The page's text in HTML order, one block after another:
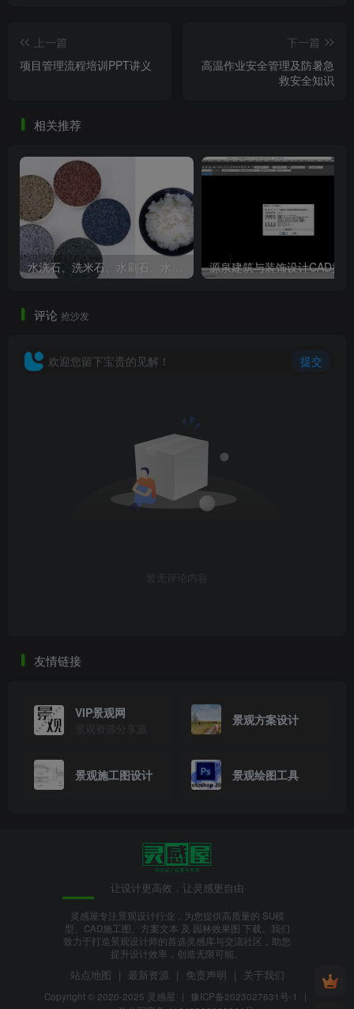
景观成本统计表.png
原材料库存表.png
上一篇
项目管理流程培训PPT讲义
下一篇
高温作业安全管理及防暑急
救安全知识
相关推荐
评论 抢沙发
欢迎您留下宝贵的见解！ 提交
暂无评论内容
友情链接
VIP景观网
景观资源分享源
景观方案设计
景观施工图设计 景观绘图工具
让设计更高效，让灵感更自由
灵感屋专注景观设计行业，为您提供高质量的 SU模
型、CAD施工图、方案文本 及 园林效果图 下载。我们
致力于打造景观设计师的首选灵感库与交流社区，助您
提升设计效率，创造无限可能。
站点地图 | 最新资源 | 免责声明 | 关于我们
Copyright © 2020-2025 灵感屋 | 豫ICP备2023027631号-1
|